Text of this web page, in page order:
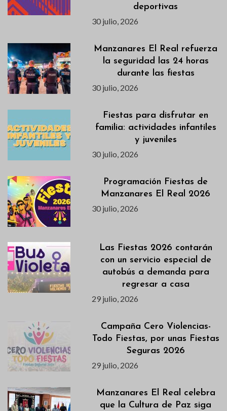
deportivas
30 julio, 2026
Manzanares El Real refuerza
la seguridad las 24 horas
durante las fiestas
30 julio, 2026
Fiestas para disfrutar en
familia: actividades infantiles
y juveniles
30 julio, 2026
Programación Fiestas de
Manzanares El Real 2026
30 julio, 2026
Las Fiestas 2026 contarán
con un servicio especial de
autobús a demanda para
regresar a casa
29 julio, 2026
Campaña Cero Violencias-
Todo Fiestas, por unas Fiestas
Seguras 2026
29 julio, 2026
Manzanares El Real celebra
que la Cultura de Paz siga